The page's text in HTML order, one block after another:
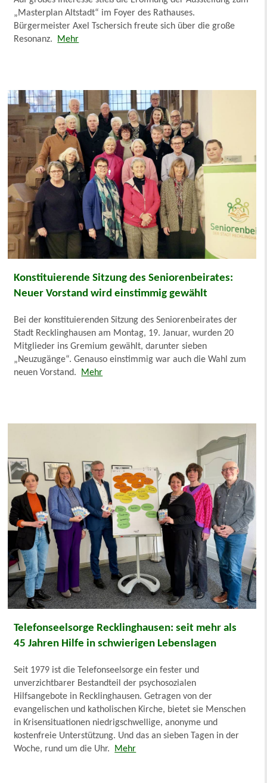
„Masterplan Altstadt“ im Foyer des Rathauses.
Bürgermeister Axel Tschersich freute sich über die große
Resonanz. Mehr
Konstituierende Sitzung des Seniorenbeirates:
Neuer Vorstand wird einstimmig gewählt
Bei der konstituierenden Sitzung des Seniorenbeirates der
Stadt Recklinghausen am Montag, 19. Januar, wurden 20
Mitglieder ins Gremium gewählt, darunter sieben
„Neuzugänge“. Genauso einstimmig war auch die Wahl zum
neuen Vorstand. Mehr
Telefonseelsorge Recklinghausen: seit mehr als
45 Jahren Hilfe in schwierigen Lebenslagen
Seit 1979 ist die Telefonseelsorge ein fester und
unverzichtbarer Bestandteil der psychosozialen
Hilfsangebote in Recklinghausen. Getragen von der
evangelischen und katholischen Kirche, bietet sie Menschen
in Krisensituationen niedrigschwellige, anonyme und
kostenfreie Unterstützung. Und das an sieben Tagen in der
Woche, rund um die Uhr. Mehr